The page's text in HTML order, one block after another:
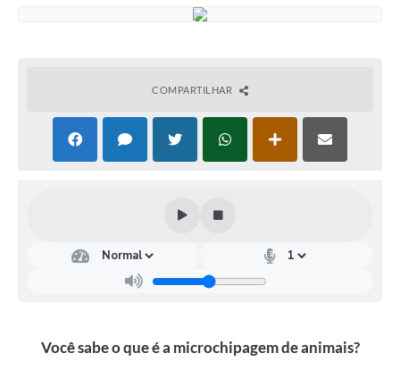
COMPARTILHAR
Você sabe o que é a microchipagem de animais?